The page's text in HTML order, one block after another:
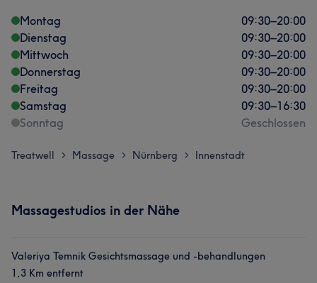
Montag
09:30–20:00
Dienstag
09:30–20:00
Mittwoch
09:30–20:00
Donnerstag
09:30–20:00
Freitag
09:30–20:00
Samstag
09:30–16:30
Sonntag
Geschlossen
Treatwell > Massage > Nürnberg > Innenstadt
Massagestudios in der Nähe
Valeriya Temnik Gesichtsmassage und -behandlungen
1,3 Km entfernt